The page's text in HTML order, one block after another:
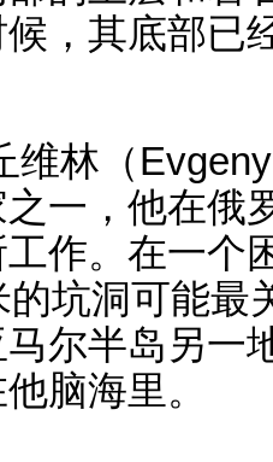
，其底部已
维林（
一，他在俄
作。在一个
坑洞可能最
尔半岛另一
脑海里。